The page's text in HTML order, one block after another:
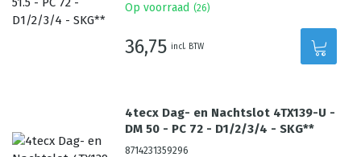
Op voorraad (26)
36,75 incl. BTW
4tecx Dag- en Nachtslot 4TX139-U -
DM 50 - PC 72 - D1/2/3/4 - SKG**
8714231359296